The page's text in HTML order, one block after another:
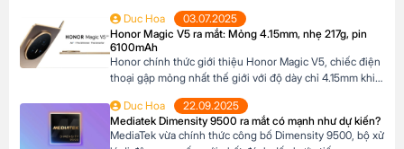
mức lãi suất cực kỳ ưu đãi. Đặc biệt, khách hàng có thể
linh hoạt lựa chọn kỳ hạn trả góp từ 3 đến 12 tháng, phù
hợp với khả năng tài chính của mình. […]
Duc Hoa
03.07.2025
Honor Magic V5 ra mắt: Mỏng 4.15mm, nhẹ 217g, pin
6100mAh
Honor chính thức giới thiệu Honor Magic V5, chiếc điện
thoại gập mỏng nhất thế giới với độ dày chỉ 4.15mm khi
lượng 217g, pin dung lượng lớn 6100mAh và công nghệ
AI tiên tiến, Honor Magic V5 định nghĩa lại chuẩn mực
flagship […]
Duc Hoa
22.09.2025
Mediatek Dimensity 9500 ra mắt có mạnh như dự kiến?
MediaTek vừa chính thức công bố Dimensity 9500, bộ xử